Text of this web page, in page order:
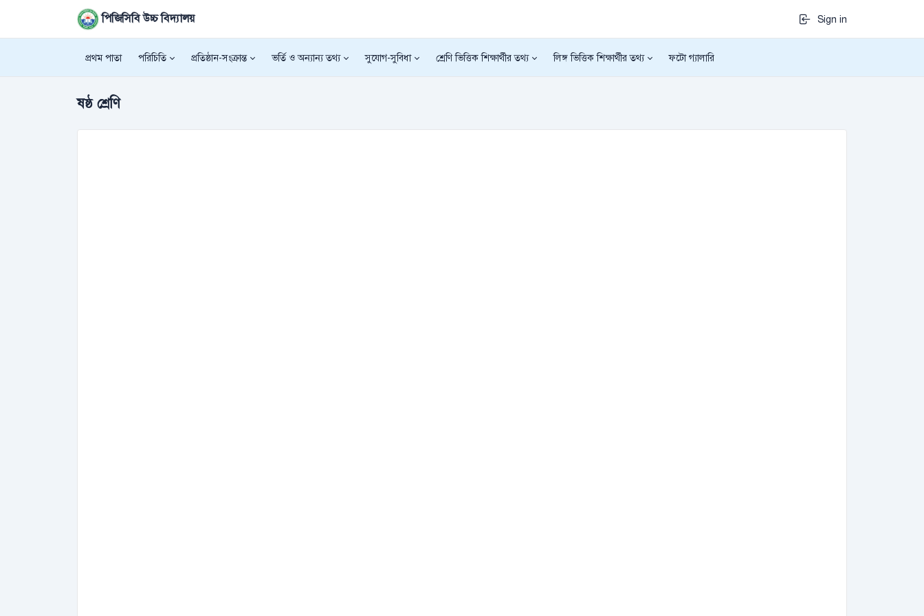
পিজিসিবি উচ্চ বিদ্যালয় Sign in
প্রথম পাতা পরিচিতি প্রতিষ্ঠান-সংক্রান্ত ভর্তি ও অন্যান্য তথ্য সুযোগ-সুবিধা শ্রেণি ভিত্তিক শিক্ষার্থীর তথ্য লিঙ্গ ভিত্তিক শিক্ষার্থীর তথ্য ফটো গ্যালারি
ষষ্ঠ শ্রেণি